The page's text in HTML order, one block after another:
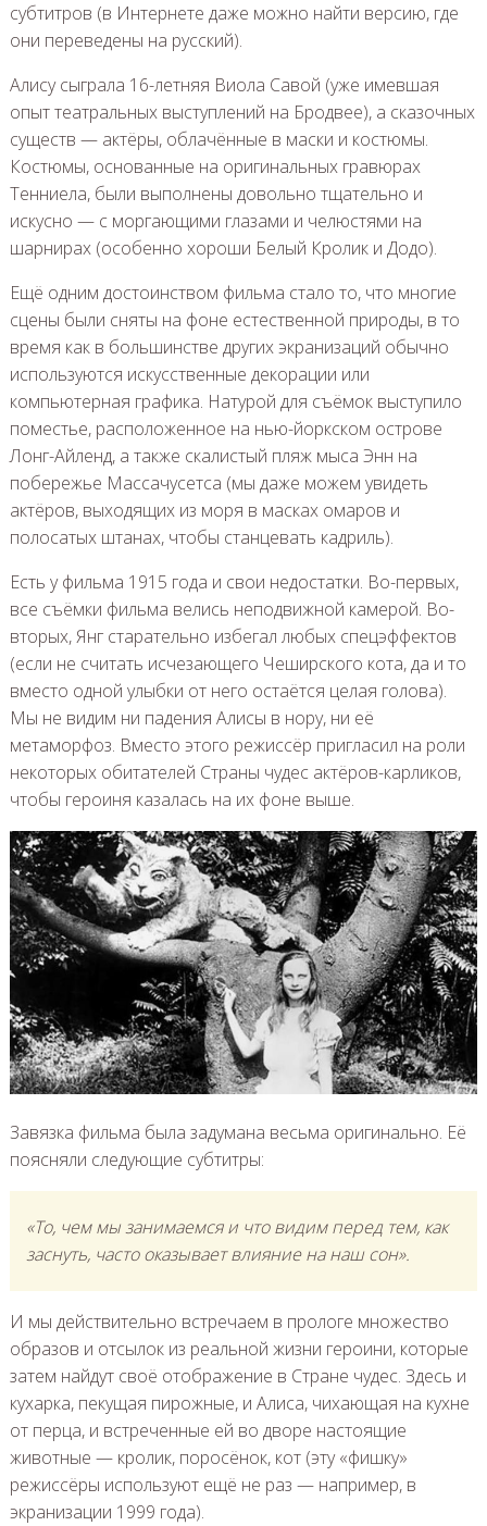
субтитров (в Интернете даже можно найти версию, где
они переведены на русский).
Алису сыграла 16-летняя Виола Савой (уже имевшая
опыт театральных выступлений на Бродвее), а сказочных
существ — актёры, облачённые в маски и костюмы.
Костюмы, основанные на оригинальных гравюрах
Тенниела, были выполнены довольно тщательно и
искусно — с моргающими глазами и челюстями на
шарнирах (особенно хороши Белый Кролик и Додо).
Ещё одним достоинством фильма стало то, что многие
сцены были сняты на фоне естественной природы, в то
время как в большинстве других экранизаций обычно
используются искусственные декорации или
компьютерная графика. Натурой для съёмок выступило
поместье, расположенное на нью-йоркском острове
Лонг-Айленд, а также скалистый пляж мыса Энн на
побережье Массачусетса (мы даже можем увидеть
актёров, выходящих из моря в масках омаров и
полосатых штанах, чтобы станцевать кадриль).
Есть у фильма 1915 года и свои недостатки. Во-первых,
все съёмки фильма велись неподвижной камерой. Во-
вторых, Янг старательно избегал любых спецэффектов
(если не считать исчезающего Чеширского кота, да и то
вместо одной улыбки от него остаётся целая голова).
Мы не видим ни падения Алисы в нору, ни её
метаморфоз. Вместо этого режиссёр пригласил на роли
некоторых обитателей Страны чудес актёров-карликов,
чтобы героиня казалась на их фоне выше.
Завязка фильма была задумана весьма оригинально. Её
поясняли следующие субтитры:
«То, чем мы занимаемся и что видим перед тем, как
заснуть, часто оказывает влияние на наш сон».
И мы действительно встречаем в прологе множество
образов и отсылок из реальной жизни героини, которые
затем найдут своё отображение в Стране чудес. Здесь и
кухарка, пекущая пирожные, и Алиса, чихающая на кухне
от перца, и встреченные ей во дворе настоящие
животные — кролик, поросёнок, кот (эту «фишку»
режиссёры используют ещё не раз — например, в
экранизации 1999 года).